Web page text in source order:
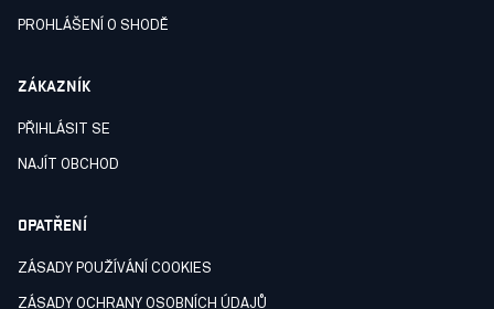
PROHLÁŠENÍ O SHODĚ
ZÁKAZNÍK
PŘIHLÁSIT SE
NAJÍT OBCHOD
OPATŘENÍ
ZÁSADY POUŽÍVÁNÍ COOKIES
ZÁSADY OCHRANY OSOBNÍCH ÚDAJŮ